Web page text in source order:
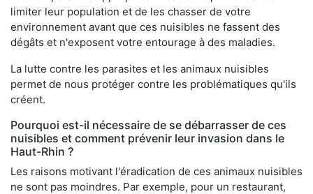
limiter leur population et de les chasser de votre
environnement avant que ces nuisibles ne fassent des
dégâts et n'exposent votre entourage à des maladies.
La lutte contre les parasites et les animaux nuisibles
permet de nous protéger contre les problématiques qu'ils
créent.
Pourquoi est-il nécessaire de se débarrasser de ces
nuisibles et comment prévenir leur invasion dans le
Haut-Rhin ?
Les raisons motivant l'éradication de ces animaux nuisibles
ne sont pas moindres. Par exemple, pour un restaurant,